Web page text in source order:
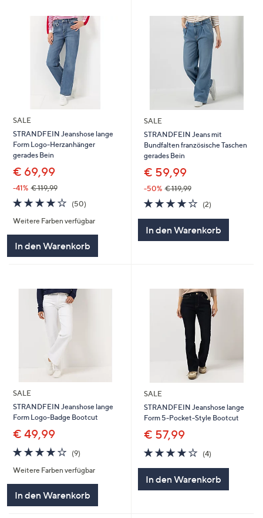
SALE
STRANDFEIN Jeanshose lange
Form Logo-Herzanhänger
gerades Bein
€ 69,99
-41% € 119,99
4.1
von
5
(50)
Weitere Farben verfügbar
In den Warenkorb
SALE
STRANDFEIN Jeans mit
Bundfalten französische Taschen
gerades Bein
€ 59,99
-50% € 119,99
4.0
von
5
(2)
In den Warenkorb
SALE
STRANDFEIN Jeanshose lange
Form Logo-Badge Bootcut
€ 49,99
3.8
von
5
(9)
Weitere Farben verfügbar
In den Warenkorb
SALE
STRANDFEIN Jeanshose lange
Form 5-Pocket-Style Bootcut
€ 57,99
3.8
von
(4)
In den Warenkorb